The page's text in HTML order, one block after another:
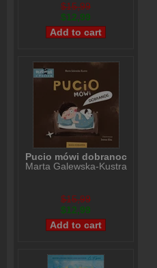
$15,99
$12,99
Pucio mówi dobranoc
Marta Galewska-Kustra
$15,99
$12,99